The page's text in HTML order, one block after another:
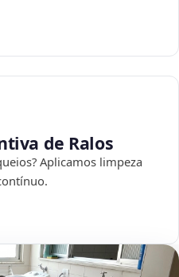
de Ralos
Aplicamos limpeza